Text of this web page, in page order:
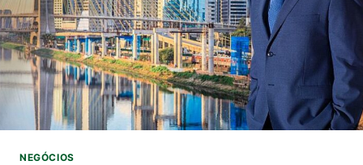
VER
IMPACTA
AUTOCONFIANÇA
E
POSICIONAMENTO
NA
VIDA
NEGÓCIOS